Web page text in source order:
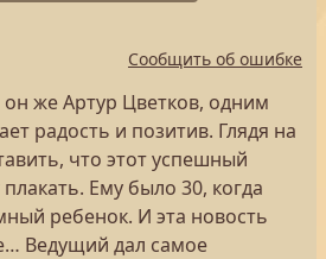
Сообщить об ошибке
же Артур Цветков, одним
радость и позитив. Глядя на
что этот успешный
Ему было 30, когда
ребенок. И эта новость
Ведущий дал самое